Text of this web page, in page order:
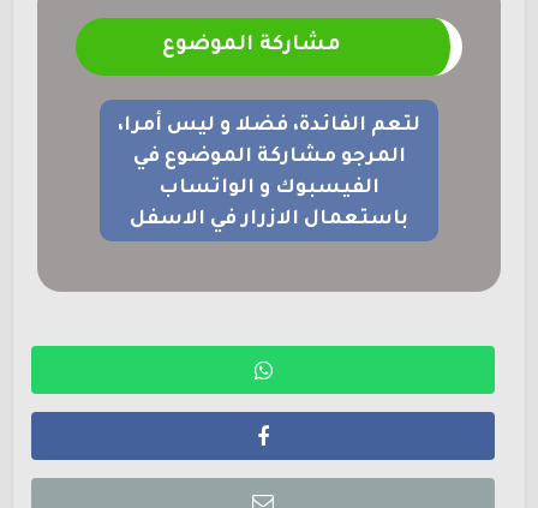
مشاركة الموضوع
لتعم الفائدة، فضلا و ليس أمرا،
المرجو مشاركة الموضوع في
الفيسبوك و الواتساب
باستعمال الازرار في الاسفل